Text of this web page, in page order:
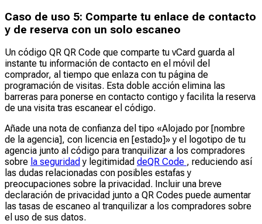
Caso de uso 5: Comparte tu enlace de contacto
y de reserva con un solo escaneo
Un código QR QR Code que comparte tu vCard guarda al
instante tu información de contacto en el móvil del
comprador, al tiempo que enlaza con tu página de
programación de visitas. Esta doble acción elimina las
barreras para ponerse en contacto contigo y facilita la reserva
de una visita tras escanear el código.
Añade una nota de confianza del tipo «Alojado por [nombre
de la agencia], con licencia en [estado]» y el logotipo de tu
agencia junto al código para tranquilizar a los compradores
sobre la seguridad y legitimidad deQR Code , reduciendo así
las dudas relacionadas con posibles estafas y
preocupaciones sobre la privacidad. Incluir una breve
declaración de privacidad junto a QR Codes puede aumentar
las tasas de escaneo al tranquilizar a los compradores sobre
el uso de sus datos.